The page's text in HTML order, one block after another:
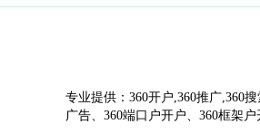
专业提供：360开户,360推广,360
广告、360端口户开户、360框架